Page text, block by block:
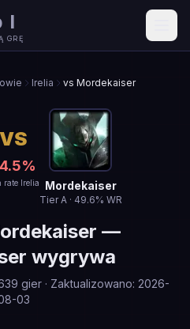
GRĘ
Irelia vs Mordekaiser
VS
%
rate Irelia Mordekaiser
TierA· 49.6% WR
—
wygrywa
gier· Zaktualizowano: 2026-
03